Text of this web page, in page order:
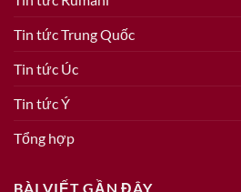
Tin tức Trung Quốc
Tin tức Úc
Tin tức Ý
Tổng hợp
BÀI VIẾT GẦN ĐÂY